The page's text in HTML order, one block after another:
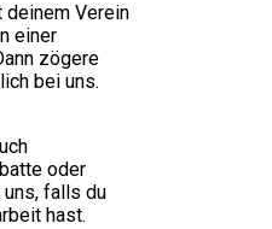
deinem Verein
einer
zögere
bei uns.
oder
falls du
hast.